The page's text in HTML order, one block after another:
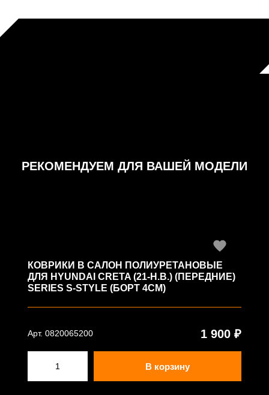
РЕКОМЕНДУЕМ ДЛЯ ВАШЕЙ МОДЕЛИ
КОВРИКИ В САЛОН ПОЛИУРЕТАНОВЫЕ
ДЛЯ HYUNDAI CRETA (21-Н.В.) (ПЕРЕДНИЕ)
SERIES S-STYLE (БОРТ 4СМ)
Арт. 0820065200 1 900 ₽
В корзину